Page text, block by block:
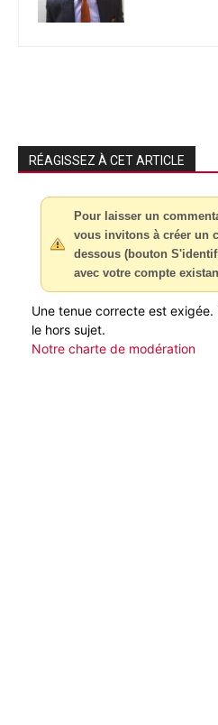
RÉAGISSEZ À CET ARTICLE
Pour laisser un
vous invitons à créer un
dessous (bouton
avec votre compte
Une tenue correcte est
le hors sujet.
Notre charte de modération